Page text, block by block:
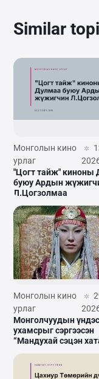
Similar
Монголын кино
урлаг
"Цогт тайж" киноны
буюу Ардын
Л.Цогзолмаа
Монголын кино
урлаг
Монголчуудын
ухамсрыг сэргээсэн
“Мандухай сэцэн